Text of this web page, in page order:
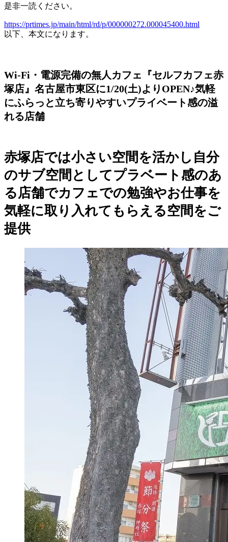
是非一読ください。
https://prtimes.jp/main/html/rd/p/000000272.000045400.html
以下、本文になります。
Wi-Fi・電源完備の無人カフェ『セルフカフェ赤
塚店』名古屋市東区に1/20(土)よりOPEN♪気軽
にふらっと立ち寄りやすいプライベート感の溢
れる店舗
赤塚店では小さい空間を活かし自分
のサブ空間としてプラベート感のあ
る店舗でカフェでの勉強やお仕事を
気軽に取り入れてもらえる空間をご
提供